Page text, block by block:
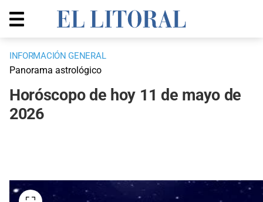
INFORMACIÓN GENERAL
Panorama astrológico
Horóscopo de hoy 11 de mayo de
2026